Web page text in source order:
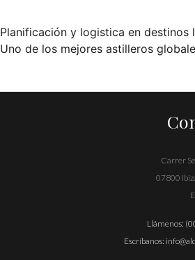
Navegación
de
Planificación y logistica en destinos
Uno de los mejores astilleros
Carrer
07800
Llámenos:
Escríbanos: